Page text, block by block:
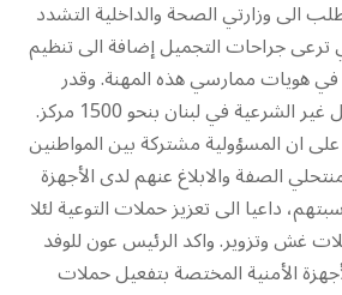
الى وزارتي الصحة والداخلية التشدد
ترعى جراحات التجميل إضافة الى تنظيم
هويات ممارسي هذه المهنة. وقدر
في لبنان بنحو 1500 مركز.
ان المسؤولية مشتركة بين المواطنين
الصفة والابلاغ عنهم لدى الأجهزة
داعيا الى تعزيز حملات التوعية لئلا
غش وتزوير. واكد الرئيس عون للوفد
الأمنية المختصة بتفعيل حملات